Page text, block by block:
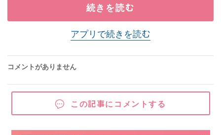
続きを読む
アプリで続きを読む
コメントがありません
この記事にコメントする